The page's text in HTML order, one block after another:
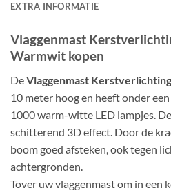
EXTRA INFORMATIE
Vlaggenmast
Warmwit kopen
DeVlaggenmast
10 meter hoog en heeft onder
1000 warm-witte LED lampjes.
schitterend 3D effect. Door de
boom goed afsteken, ook tegen
achtergronden.
Tover uw vlaggenmast om in een